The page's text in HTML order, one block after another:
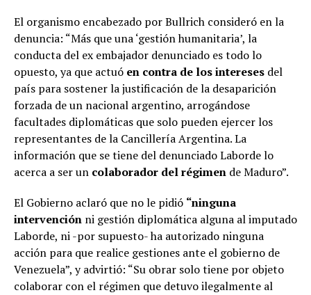
El organismo encabezado por Bullrich consideró en la
denuncia: “Más que una ‘gestión humanitaria’, la
conducta del ex embajador denunciado es todo lo
opuesto, ya que actuó en contra de los intereses del
país para sostener la justificación de la desaparición
forzada de un nacional argentino, arrogándose
facultades diplomáticas que solo pueden ejercer los
representantes de la Cancillería Argentina. La
información que se tiene del denunciado Laborde lo
acerca a ser un colaborador del régimen de Maduro”.
El Gobierno aclaró que no le pidió “ninguna
intervención ni gestión diplomática alguna al imputado
Laborde, ni -por supuesto- ha autorizado ninguna
acción para que realice gestiones ante el gobierno de
Venezuela”, y advirtió: “Su obrar solo tiene por objeto
colaborar con el régimen que detuvo ilegalmente al